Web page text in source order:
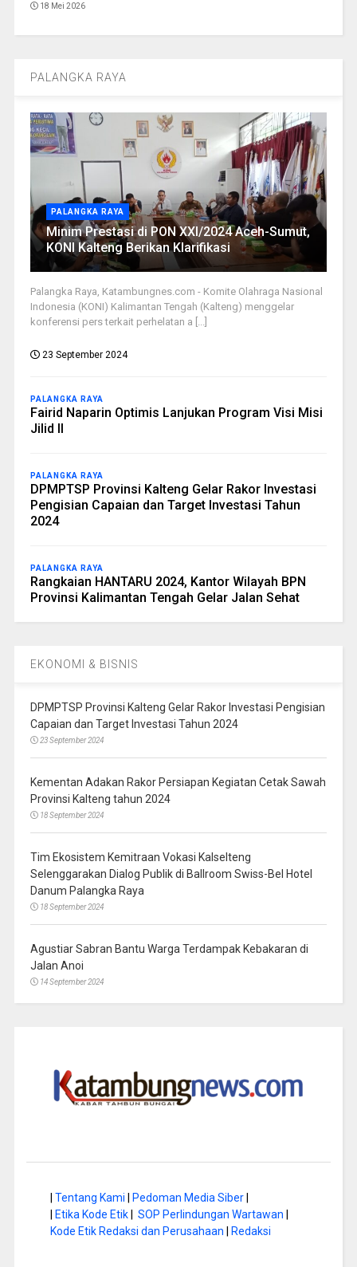
18 Mei 2026
PALANGKA RAYA
PALANGKA RAYA
Minim Prestasi di PON XXI/2024 Aceh-Sumut,
KONI Kalteng Berikan Klarifikasi
Palangka Raya, Katambungnes.com - Komite Olahraga Nasional
Indonesia (KONI) Kalimantan Tengah (Kalteng) menggelar
konferensi pers terkait perhelatan a [...]
23 September 2024
PALANGKA RAYA
Fairid Naparin Optimis Lanjukan Program Visi Misi
Jilid II
PALANGKA RAYA
DPMPTSP Provinsi Kalteng Gelar Rakor Investasi
Pengisian Capaian dan Target Investasi Tahun
2024
PALANGKA RAYA
Rangkaian HANTARU 2024, Kantor Wilayah BPN
Provinsi Kalimantan Tengah Gelar Jalan Sehat
EKONOMI & BISNIS
DPMPTSP Provinsi Kalteng Gelar Rakor Investasi Pengisian
Capaian dan Target Investasi Tahun 2024
23 September 2024
Kementan Adakan Rakor Persiapan Kegiatan Cetak Sawah
Provinsi Kalteng tahun 2024
18 September 2024
Tim Ekosistem Kemitraan Vokasi Kalselteng
Selenggarakan Dialog Publik di Ballroom Swiss-Bel Hotel
Danum Palangka Raya
18 September 2024
Agustiar Sabran Bantu Warga Terdampak Kebakaran di
Jalan Anoi
14 September 2024
Tentang Kami Pedoman Media Siber|
Etika Kode Etik| SOP Perlindungan Wartawan
Kode Etik Redaksi dan Perusahaan
Redaksi